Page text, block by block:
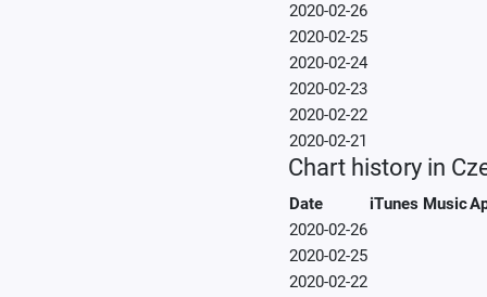
2020-02-26
2020-02-25
2020-02-24
2020-02-23
2020-02-22
2020-02-21
Chart history in
Date iTunes Music
2020-02-26
2020-02-25
2020-02-22